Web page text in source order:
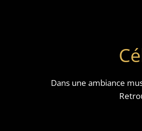
Dans une ambiance